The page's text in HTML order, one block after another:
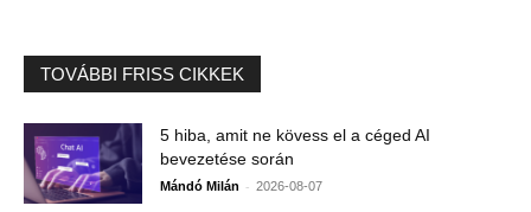
TOVÁBBI FRISS CIKKEK
5 hiba, amit ne kövess el a céged AI
bevezetése során
Mándó Milán - 2026-08-07